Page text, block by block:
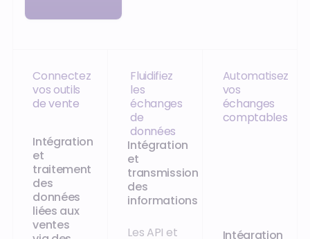
Connectez
vos outils
de vente
Intégration
et
traitement
des
données
liées aux
ventes
Fluidifiez
les
échanges
de
données
Intégration
et
transmission
des
informations
Les API et
Automatisez
vos
échanges
comptables
Intégration